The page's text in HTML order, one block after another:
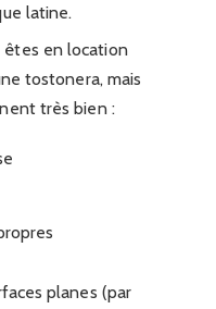
latine.
êtes en location
tostonera, mais
très bien :
planes (par